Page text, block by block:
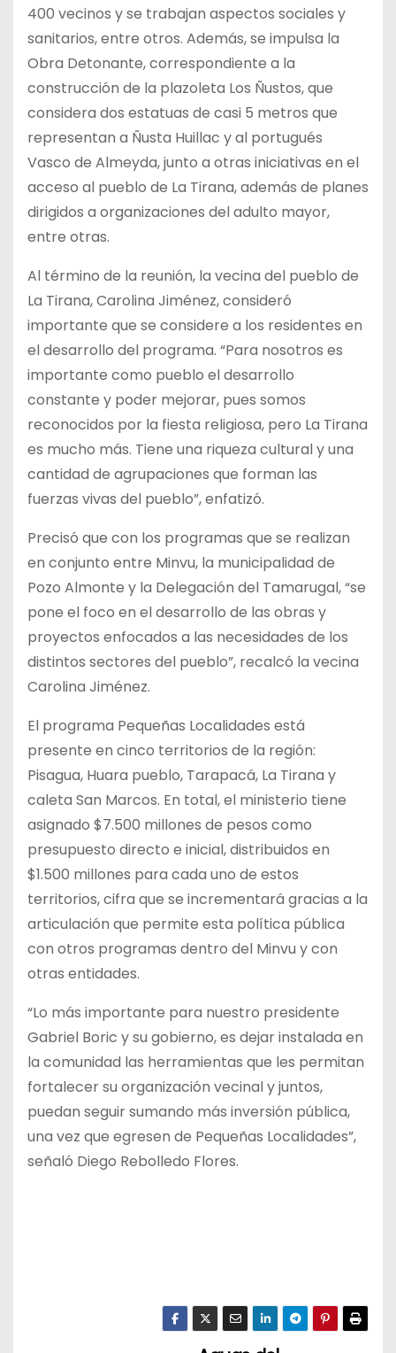
400 vecinos y se trabajan aspectos sociales y
sanitarios, entre otros. Además, se impulsa la
Obra Detonante, correspondiente a la
construcción de la plazoleta Los Ñustos, que
considera dos estatuas de casi 5 metros que
representan a Ñusta Huillac y al portugués
Vasco de Almeyda, junto a otras iniciativas en el
acceso al pueblo de La Tirana, además de planes
dirigidos a organizaciones del adulto mayor,
entre otras.
Al término de la reunión, la vecina del pueblo de
La Tirana, Carolina Jiménez, consideró
importante que se considere a los residentes en
el desarrollo del programa. “Para nosotros es
importante como pueblo el desarrollo
constante y poder mejorar, pues somos
reconocidos por la fiesta religiosa, pero La Tirana
es mucho más. Tiene una riqueza cultural y una
cantidad de agrupaciones que forman las
fuerzas vivas del pueblo”, enfatizó.
Precisó que con los programas que se realizan
en conjunto entre Minvu, la municipalidad de
Pozo Almonte y la Delegación del Tamarugal, “se
pone el foco en el desarrollo de las obras y
proyectos enfocados a las necesidades de los
distintos sectores del pueblo”, recalcó la vecina
Carolina Jiménez.
El programa Pequeñas Localidades está
presente en cinco territorios de la región:
Pisagua, Huara pueblo, Tarapacá, La Tirana y
caleta San Marcos. En total, el ministerio tiene
asignado $7.500 millones de pesos como
presupuesto directo e inicial, distribuidos en
$1.500 millones para cada uno de estos
territorios, cifra que se incrementará gracias a la
articulación que permite esta política pública
con otros programas dentro del Minvu y con
otras entidades.
“Lo más importante para nuestro presidente
Gabriel Boric y su gobierno, es dejar instalada en
la comunidad las herramientas que les permitan
fortalecer su organización vecinal y juntos,
puedan seguir sumando más inversión pública,
una vez que egresen de Pequeñas Localidades”,
señaló Diego Rebolledo Flores.